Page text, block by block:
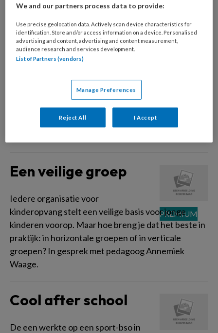
Ik herken hem van veraf zoals hij daar
staat met zijn fiets bij het lage hek van de school:
Nick! Ik ben op het schoolplein met de bso-kinderen.
dichterbij kom zie ik eigenlijk pas goed hoe hij
veranderd is in die twee jaar dat ik hem niet meer
gesproken heb; hij is langer geworden en het laatste
babyvet is nu echt van zijn gezicht af. De
Een veilige groep
Iedere organisatie voor
kinderopvang stelt een veilige basis voor jonge
kinderen voorop. Maar hoe breng je dat het beste in
praktijk: in horizontale groepen of in verticale
groepen? In gesprek met pedagoog Annemiek
Waage.
Cool after school
De een werkte op een sport-bso in
We and our partners process data to provide:
Use precise geolocation data. Actively scan device characteristics for
identification. Store and/or access information on a device. Personalised
advertising and content, advertising and content measurement,
audience research and services development.
List of Partners (vendors)
Manage Preferences
Reject All I Accept